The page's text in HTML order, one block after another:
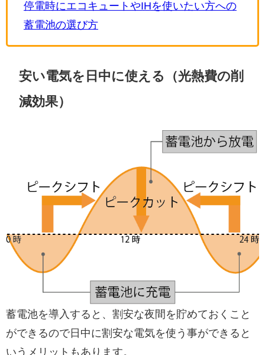
停電時にエコキュートやIHを使いたい方への
蓄電池の選び方
安い電気を日中に使える（光熱費の削
減効果）
蓄電池を導入すると、割安な夜間を貯めておくこと
ができるので日中に割安な電気を使う事ができると
いうメリットもあります。